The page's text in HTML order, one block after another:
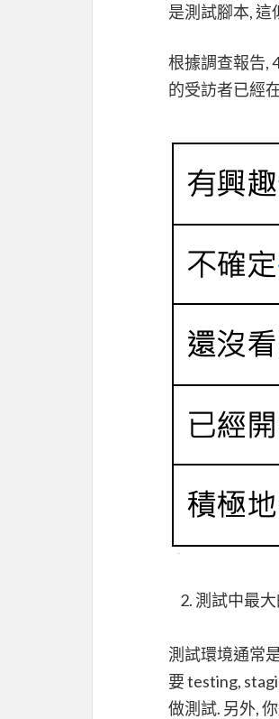
是測試腳本,
根據調查報告,
的受訪者已經
測試中最
測試環境通常
要 testing,
做測試. 另外,